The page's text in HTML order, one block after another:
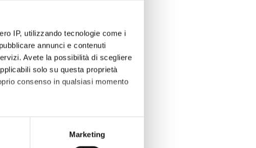
IP, utilizzando tecnologie come i
annunci e contenuti
Avete la possibilità di scegliere
solo su questa proprietà
consenso in qualsiasi momento
di qualche metro,Marketing